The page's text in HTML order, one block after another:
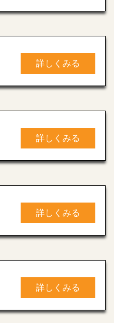
詳しくみる
詳しくみる
詳しくみる
詳しくみる